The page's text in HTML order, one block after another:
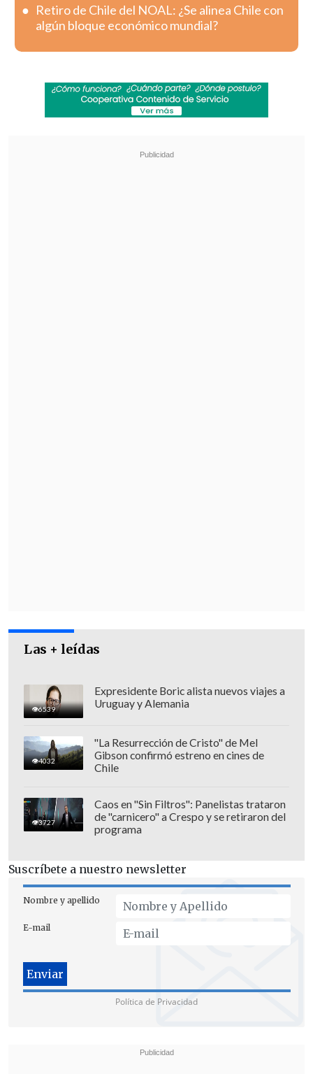
Retiro de Chile del NOAL: ¿Se alinea Chile con
algún bloque económico mundial?
Las + leídas
6539
Expresidente Boric alista nuevos viajes a
Uruguay y Alemania
4032
"La Resurrección de Cristo" de Mel
Gibson confirmó estreno en cines de
Chile
3727
Caos en "Sin Filtros": Panelistas trataron
de "carnicero" a Crespo y se retiraron del
programa
Suscríbete a nuestro newsletter
Nombre y apellido
E-mail
Política de Privacidad